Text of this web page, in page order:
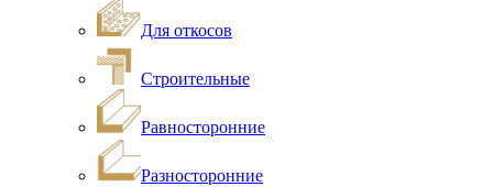
Для откосов
Строительные
Равносторонние
Разносторонние